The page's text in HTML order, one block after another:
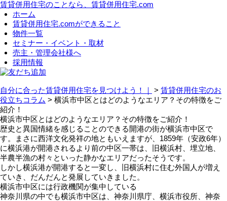
賃貸併用住宅のことなら、賃貸併用住宅.com
ホーム
賃貸併用住宅.comができること
物件一覧
セミナー・イベント・取材
売主・管理会社様へ
採用情報
友だち追加
自分に合った賃貸併用住宅を見つけよう！｜ > 賃貸併用住宅のお
役立ちコラム > 横浜市中区とはどのようなエリア？その特徴をご
紹介！
横浜市中区とはどのようなエリア？その特徴をご紹介！
歴史と異国情緒を感じることのできる開港の街が横浜市中区で
す。まさに西洋文化発祥の地ともいえますが、1859年（安政6年）
に横浜港が開港されるより前の中区一帯は、旧横浜村、埋立地、
半農半漁の村々といった静かなエリアだったそうです。
しかし横浜港が開港すると一変し、旧横浜村に住む外国人が増え
ていき、だんだんと発展していきました。
横浜市中区には行政機関が集中している
神奈川県の中でも横浜市中区は、神奈川県庁、横浜市役所、神奈